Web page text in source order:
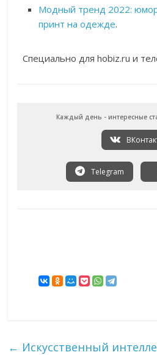
Модный тренд 2022:
принт на одежде.
Специально для hobiz.ru и
Каждый день - интересные
Telegram
← Искусственный